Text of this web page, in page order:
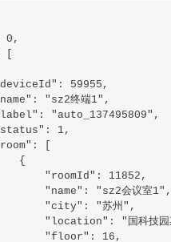
0,
[
59955,
"sz2终端1",
"auto_137495809",
1,
[
{
"roomId": 11852,
"name": "sz2会议室1",
"city": "苏州",
"location": "国科技园
"floor": 16,